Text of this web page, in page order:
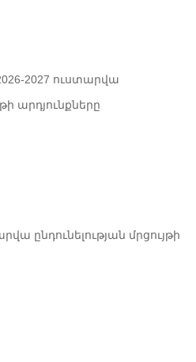
2027 ուստարվա
արդյունքները
ընդունելության մրցույթի